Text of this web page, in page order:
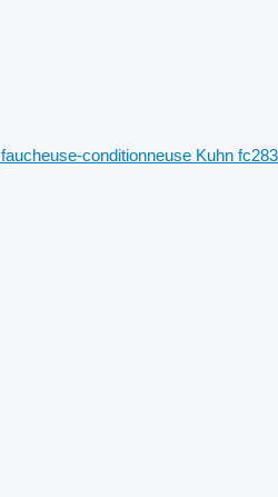
faucheuse-conditionneuse Kuhn fc283